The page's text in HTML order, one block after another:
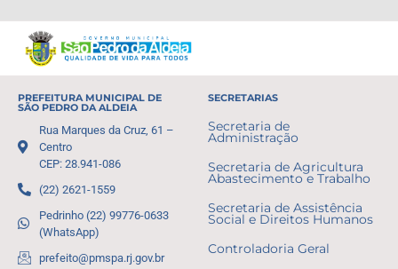
PREFEITURA MUNICIPAL DE
SÃO PEDRO DA ALDEIA
Rua Marques da Cruz, 61 –
Centro
CEP: 28.941-086
(22) 2621-1559
Pedrinho (22) 99776-0633
(WhatsApp)
prefeito@pmspa.rj.gov.br
SECRETARIAS
Secretaria de
Administração
Secretaria de Agricultura
Abastecimento e Trabalho
Secretaria de Assistência
Social e Direitos Humanos
Controladoria Geral